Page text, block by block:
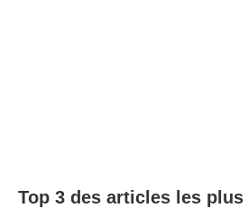
Top 3 des articles les plus